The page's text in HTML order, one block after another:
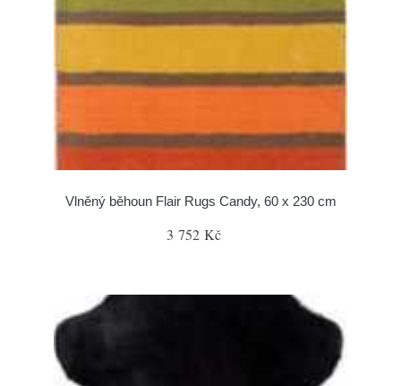
Vlněný běhoun Flair Rugs Candy, 60 x 230 cm
3 752 Kč